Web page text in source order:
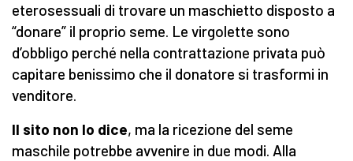
eterosessuali di trovare un maschietto disposto a
“donare” il proprio seme. Le virgolette sono
d’obbligo perché nella contrattazione privata può
capitare benissimo che il donatore si trasformi in
venditore.
Il sito non lo dice, ma la ricezione del seme
maschile potrebbe avvenire in due modi. Alla